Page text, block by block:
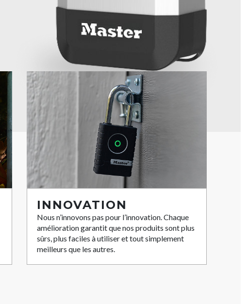
INNOVATION
Nous n’innovons pas pour l’innovation. Chaque
amélioration garantit que nos produits sont plus
sûrs, plus faciles à utiliser et tout simplement
meilleurs que les autres.